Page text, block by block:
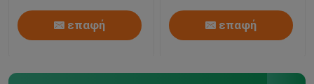
επαφή επαφή